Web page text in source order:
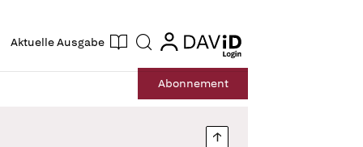
Aktuelle Ausgabe Suche login
login
Abonnement
Nach oben springen